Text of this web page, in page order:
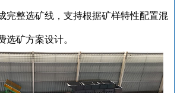
完整选矿线‌，支持根据矿样特性配置混
选矿方案设计‌。